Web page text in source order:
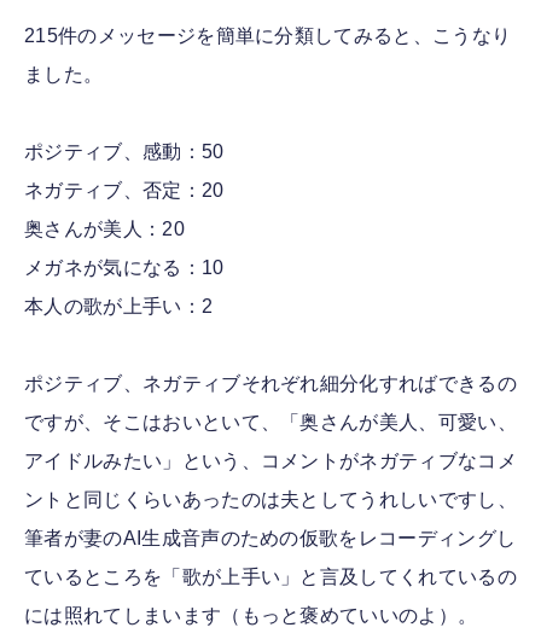
215件のメッセージを簡単に分類してみると、こうなり
ました。
ポジティブ、感動：50
ネガティブ、否定：20
奥さんが美人：20
メガネが気になる：10
本人の歌が上手い：2
ポジティブ、ネガティブそれぞれ細分化すればできるの
ですが、そこはおいといて、「奥さんが美人、可愛い、
アイドルみたい」という、コメントがネガティブなコメ
ントと同じくらいあったのは夫としてうれしいですし、
筆者が妻のAI生成音声のための仮歌をレコーディングし
ているところを「歌が上手い」と言及してくれているの
には照れてしまいます（もっと褒めていいのよ）。